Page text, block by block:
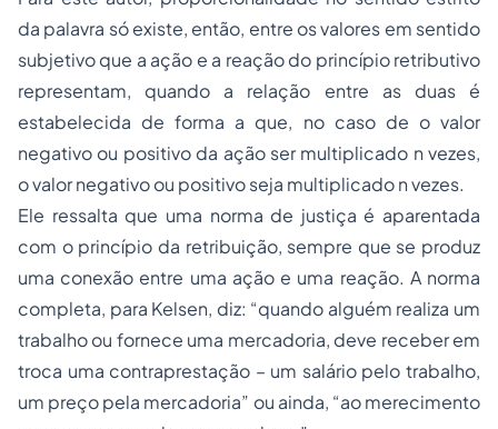
da palavra só existe, então, entre os valores em sentido
subjetivo que a ação e a reação do princípio retributivo
representam, quando a relação entre as duas é
estabelecida de forma a que, no caso de o valor
negativo ou positivo da ação ser multiplicado n vezes,
o valor negativo ou positivo seja multiplicado n vezes.
Ele ressalta que uma norma de justiça é aparentada
com o princípio da retribuição, sempre que se produz
uma conexão entre uma ação e uma reação. A norma
completa, para Kelsen, diz: “quando alguém realiza um
trabalho ou fornece uma mercadoria, deve receber em
troca uma contraprestação – um salário pelo trabalho,
um preço pela mercadoria” ou ainda, “ao merecimento